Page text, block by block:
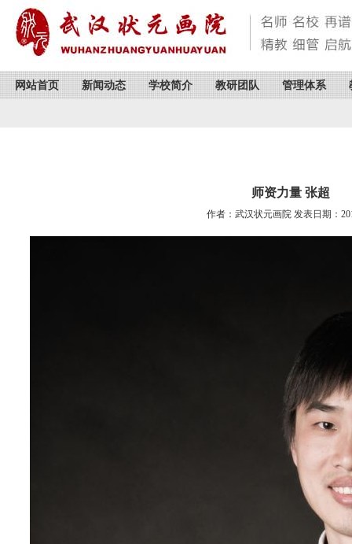
网站首页 新闻动态 学校简介 教研团队 管理体系
师资力量 张超
作者：武汉状元画院 发表日期：